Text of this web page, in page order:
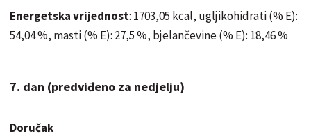
Energetska vrijednost: 1703,05 kcal, ugljikohidrati (% E):
54,04 %, masti (% E): 27,5 %, bjelančevine (% E): 18,46 %
7. dan (predviđeno za nedjelju)
Doručak